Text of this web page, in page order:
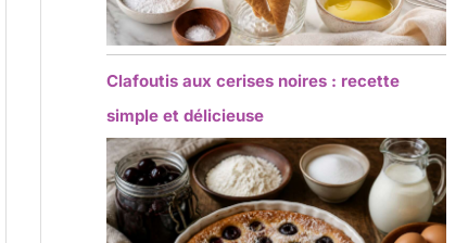
Clafoutis aux cerises noires : recette
simple et délicieuse